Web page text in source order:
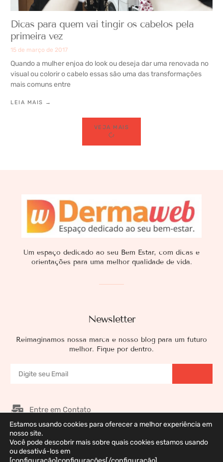
Dicas para quem vai tingir os cabelos pela
primeira vez
15 de março de 2017
Quando a mulher enjoa do look ou deseja dar uma renovada no
visual ou colorir o cabelo essas são uma das transformações
mais comuns entre
LEIA MAIS →
VEJA MAIS
Newsletter
Reimaginamos nossa marca e nosso blog para um futuro
melhor. Fique por dentro.
Um espaço dedicado ao seu Bem Estar, com dicas e
orientações para uma melhor qualidade de vida.
Entre em Contato
Nossos Patrocinadores
Galeria de Imagens
Política de Privacidade
Estamos usando cookies para oferecer a melhor experiência em
nosso site.
Você pode descobrir mais sobre quais cookies estamos usando
ou desativá-los em